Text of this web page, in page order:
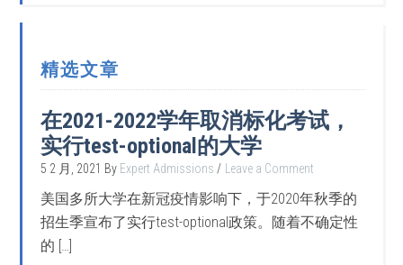
精选文章
在2021-2022学年取消标化考试，
实行test-optional的大学
5 2 月, 2021 By Expert Admissions Leave a Comment
美国多所大学在新冠疫情影响下，于2020年秋季的
招生季宣布了实行test-optional政策。随着不确定性
的 […]